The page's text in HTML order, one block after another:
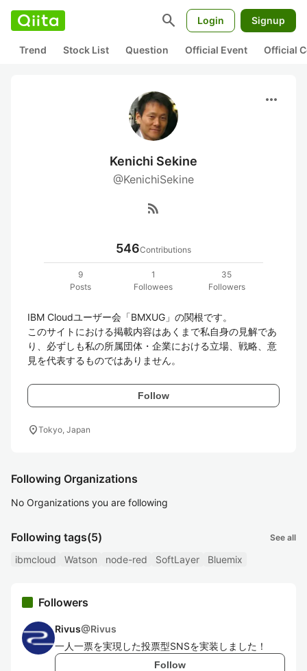
search Login Signup
Trend Stock List Question Official Event Official
more_horiz
Kenichi Sekine
@KenichiSekine
rss_feed
546Contributions
9
Posts
1
Followees
35
Followers
IBM Cloudユーザー会「BMXUG」の関根です。
このサイトにおける掲載内容はあくまで私自身の見解であ
り、必ずしも私の所属団体・企業における立場、戦略、意
見を代表するものではありません。
Follow
location_onTokyo, Japan
Following Organizations
No Organizations you are following
Following tags(5) See all
ibmcloud Watson node-red SoftLayer Bluemix
Followers
Rivus@Rivus
一人一票を実現した投票型SNSを実装しました！
Follow